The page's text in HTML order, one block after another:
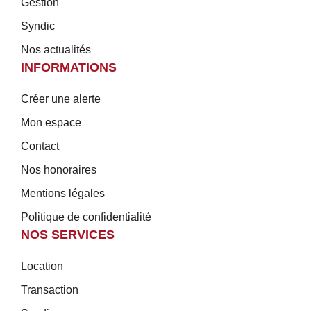
Gestion
Syndic
Nos actualités
INFORMATIONS
Créer une alerte
Mon espace
Contact
Nos honoraires
Mentions légales
Politique de confidentialité
NOS SERVICES
Location
Transaction